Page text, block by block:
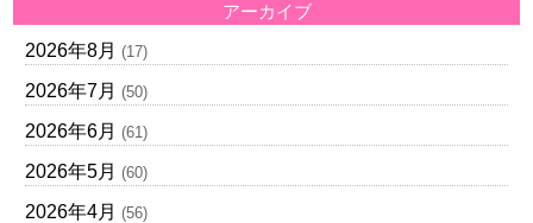
アーカイブ
2026年8月 (17)
2026年7月 (50)
2026年6月 (61)
2026年5月 (60)
2026年4月 (56)